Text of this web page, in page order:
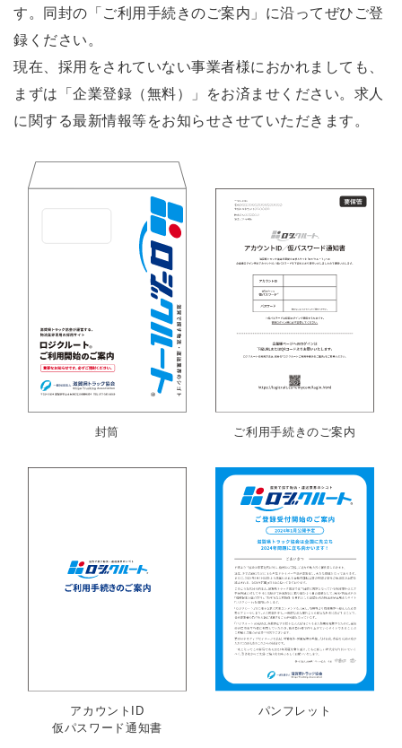
す。同封の「ご利用手続きのご案内」に沿ってぜひご登
録ください。
現在、採用をされていない事業者様におかれましても、
まずは「企業登録（無料）」をお済ませください。求人
に関する最新情報等をお知らせさせていただきます。
封筒 ご利用手続きのご案内
アカウントID
仮パスワード通知書
パンフレット